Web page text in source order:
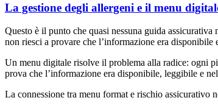
La gestione degli allergeni e il menu
Questo è il punto che quasi nessuna guida
non riesci a provare che l’informazione era
Un menu digitale risolve il problema alla radice: ogni
prova che l’informazione era disponibile, leggibile e
La connessione tra menu format e rischio assicurativo